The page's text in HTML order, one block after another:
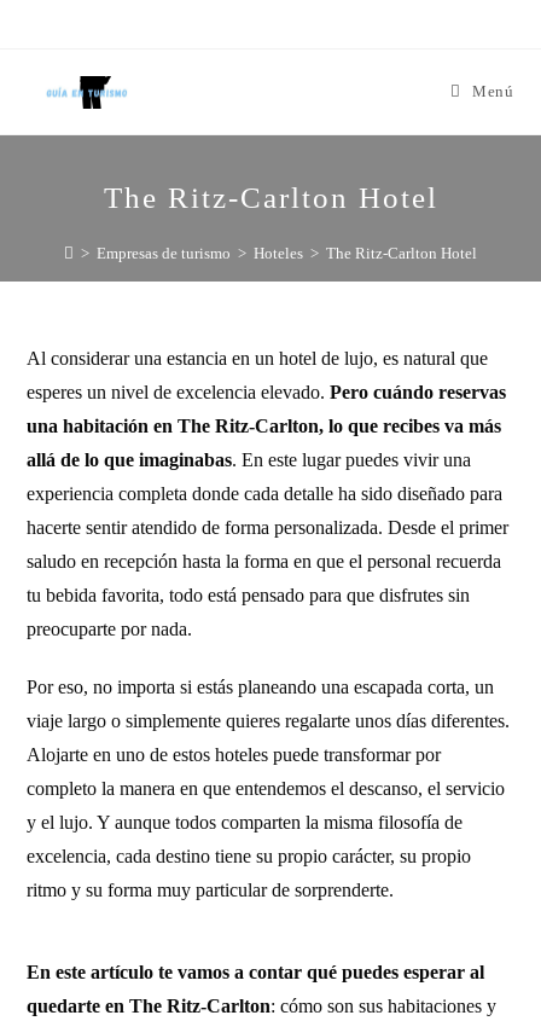
Menú
The Ritz-Carlton Hotel
> Empresas de turismo > Hoteles > The Ritz-Carlton Hotel
Al considerar una estancia en un hotel de lujo, es natural que
esperes un nivel de excelencia elevado.Pero cuándo reservas
una habitación en The Ritz-Carlton, lo que recibes va más
allá de lo que imaginabas. En este lugar puedes vivir una
experiencia completa donde cada detalle ha sido diseñado para
hacerte sentir atendido de forma personalizada. Desde el primer
saludo en recepción hasta la forma en que el personal recuerda
tu bebida favorita, todo está pensado para que disfrutes sin
preocuparte por nada.
Por eso, no importa si estás planeando una escapada corta, un
viaje largo o simplemente quieres regalarte unos días diferentes.
Alojarte en uno de estos hoteles puede transformar por
completo la manera en que entendemos el descanso, el servicio
y el lujo. Y aunque todos comparten la misma filosofía de
excelencia, cada destino tiene su propio carácter, su propio
ritmo y su forma muy particular de sorprenderte.
En este artículo te vamos a contar qué puedes esperar al
quedarte en The Ritz-Carlton: cómo son sus habitaciones y